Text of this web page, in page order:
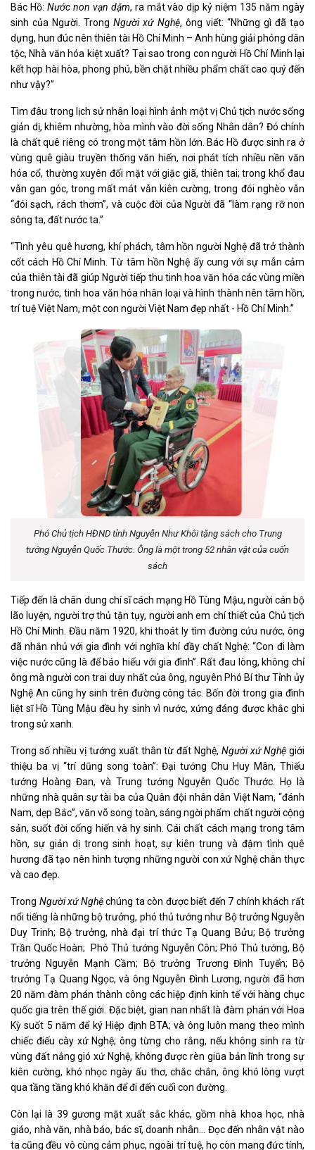
Bác Hồ: Nước non vạn dặm, ra mắt vào dịp kỷ niệm 135 năm ngày
sinh của Người. TrongNgười xứ Nghệ, ông viết: “Những gì đã tạo
dựng, hun đúc nên thiên tài Hồ Chí Minh – Anh hùng giải phóng dân
tộc, Nhà văn hóa kiệt xuất? Tại sao trong con người Hồ Chí Minh lại
kết hợp hài hòa, phong phú, bền chặt nhiều phẩm chất cao quý đến
như vậy?”
Tìm đâu trong lịch sử nhân loại hình ảnh một vị Chủ tịch nước sống
giản dị, khiêm nhường, hòa mình vào đời sống Nhân dân? Đó chính
là chất quê riêng có trong một tâm hồn lớn. Bác Hồ được sinh ra ở
vùng quê giàu truyền thống văn hiến, nơi phát tích nhiều nền văn
hóa cổ, thường xuyên đối mặt với giặc giã, thiên tai; trong khổ đau
vẫn gan góc, trong mất mát vẫn kiên cường, trong đói nghèo vẫn
“đói sạch, rách thơm”, và cuộc đời của Người đã “làm rạng rỡ non
sông ta, đất nước ta.”
“Tình yêu quê hương, khí phách, tâm hồn người Nghệ đã trở thành
cốt cách Hồ Chí Minh. Từ tâm hồn Nghệ ấy cung với sự mẫn cảm
của thiên tài đã giúp Người tiếp thu tinh hoa văn hóa các vùng miền
trong nước, tinh hoa văn hóa nhân loại và hình thành nên tâm hồn,
trí tuệ Việt Nam, một con người Việt Nam đẹp nhất - Hồ Chí Minh.”
Phó Chủ tịch HĐND tỉnh Nguyễn Như Khôi tặng sách cho Trung
tướng Nguyễn Quốc Thước. Ông là một trong 52 nhân vật của cuốn
sách
Tiếp đến là chân dung chí sĩ cách mạng Hồ Tùng Mậu, người cán bộ
lão luyện, người trợ thủ tận tụy, người anh em chí thiết của Chủ tịch
Hồ Chí Minh. Đầu năm 1920, khi thoát ly tìm đường cứu nước, ông
đã nhắn nhủ với gia đình với nghĩa khí đầy chất Nghệ: “Con đi làm
việc nước cũng là để báo hiếu với gia đình”. Rất đau lòng, không chỉ
ông mà người con trai duy nhất của ông, nguyên Phó Bí thư Tỉnh ủy
Nghệ An cũng hy sinh trên đường công tác. Bốn đời trong gia đình
liệt sĩ Hồ Tùng Mậu đều hy sinh vì nước, xứng đáng được khắc ghi
trong sử xanh.
Trong số nhiều vị tướng xuất thân từ đất Nghệ,Người xứ Nghệgiới
thiệu ba vị “trí dũng song toàn”: Đại tướng Chu Huy Mân, Thiếu
tướng Hoàng Đan, và Trung tướng Nguyễn Quốc Thước. Họ là
những nhà quân sự tài ba của Quân đội nhân dân Việt Nam, “đánh
Nam, dẹp Bắc”, văn võ song toàn, sáng ngời phẩm chất người cộng
sản, suốt đời cống hiến và hy sinh. Cái chất cách mạng trong tâm
hồn, sự giản dị trong sinh hoạt, sự kiên trung và đậm tình quê
hương đã tạo nên hình tượng những người con xứ Nghệ chân thực
và cao đẹp.
Trong Người xứ Nghệchúng ta còn được biết đến 7 chính khách rất
nổi tiếng là những bộ trưởng, phó thủ tướng như Bộ trưởng Nguyễn
Duy Trinh; Bộ trưởng, nhà đại trí thức Tạ Quang Bửu; Bộ trưởng
Trần Quốc Hoàn; Phó Thủ tướng Nguyễn Côn; Phó Thủ tướng, Bộ
trưởng Nguyễn Mạnh Cầm; Bộ trưởng Trương Đình Tuyển; Bộ
trưởng Tạ Quang Ngọc, và ông Nguyễn Đình Lương, người đã hơn
20 năm đàm phán thành công các hiệp định kinh tế với hàng chục
quốc gia trên thế giới. Đặc biệt, gian nan nhất là đàm phán với Hoa
Kỳ suốt 5 năm để ký Hiệp định BTA; và ông luôn mang theo mình
chiếc điếu cày xứ Nghệ; ông từng cho rằng, nếu không sinh ra từ
vùng đất nắng gió xứ Nghệ, không được rèn giũa bản lĩnh trong sự
kiên cường, khó nhọc ngày ấu thơ, chắc chắn, ông khó lòng vượt
qua tầng tầng khó khăn để đi đến cuối con đường.
Còn lại là 39 gương mặt xuất sắc khác, gồm nhà khoa học, nhà
giáo, nhà văn, nhà báo, bác sĩ, doanh nhân… Đọc đến nhân vật nào
ta cũng đều vô cùng cảm phục, ngoài trí tuệ, họ còn mang đức tính,